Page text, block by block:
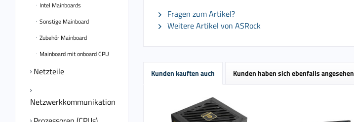
Intel Mainboards
Sonstige Mainboard
Zubehör Mainboard
Mainboard mit onboard CPU
Netzteile
Netzwerkkommunikation
Fragen zum Artikel?
Weitere Artikel von ASRock
Kunden kauften auch Kunden haben sich ebenfalls angesehen